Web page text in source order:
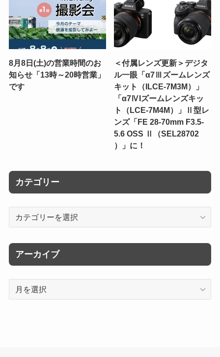
8月8日(土)の営業時間のお
知らせ「13時～20時営業」
です
＜付属レンズ更新＞デジタ
ル一眼「α7Ⅲズームレンズ
キット（ILCE-7M3M）」
「α7ⅣIズームレンズキッ
ト（LCE-7M4M）」Ⅱ型レ
ンズ「FE 28-70mm F3.5-
5.6 OSS Ⅱ（SEL28702
）」に！
カテゴリー
リ
ー
アーカイブ